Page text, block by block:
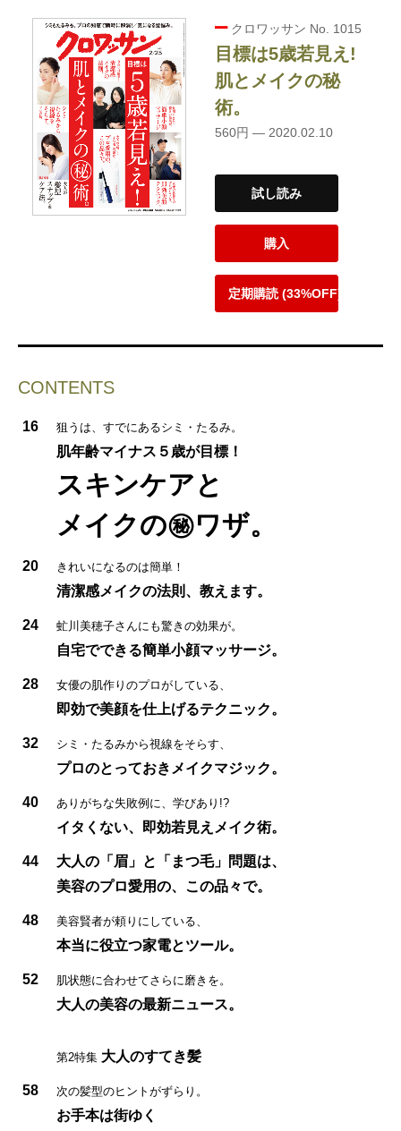
クロワッサン No. 1015
目標は5歳若見え!
肌とメイクの秘
術。
560円 — 2020.02.10
試し読み
購入
定期購読 (33%OFF)
CONTENTS
16 狙うは、すでにあるシミ・たるみ。
肌年齢マイナス５歳が目標！
スキンケアと
メイクの㊙ワザ。
20 きれいになるのは簡単！
清潔感メイクの法則、教えます。
24 虻川美穂子さんにも驚きの効果が。
自宅でできる簡単小顔マッサージ。
28 女優の肌作りのプロがしている、
即効で美顔を仕上げるテクニック。
32 シミ・たるみから視線をそらす、
プロのとっておきメイクマジック。
40 ありがちな失敗例に、学びあり!?
イタくない、即効若見えメイク術。
44
大人の「眉」と「まつ毛」問題は、
美容のプロ愛用の、この品々で。
48 美容賢者が頼りにしている、
本当に役立つ家電とツール。
52 肌状態に合わせてさらに磨きを。
大人の美容の最新ニュース。
第2特集 大人のすてき髪
58 次の髪型のヒントがずらり。
お手本は街ゆく